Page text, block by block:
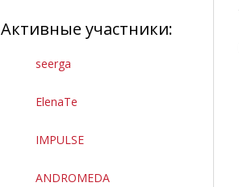
Сайт "Мастерская радости"
Активные участники:
seerga
ElenaTe
IMPULSE
ANDROMEDA